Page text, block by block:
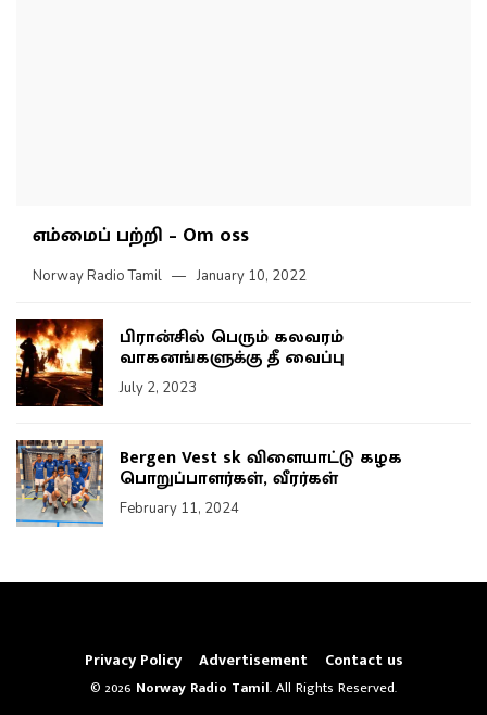
எம்மைப் பற்றி – Om oss
Norway Radio Tamil January 10, 2022
பிரான்சில் பெரும் கலவரம்
வாகனங்களுக்கு தீ வைப்பு
July 2, 2023
Bergen Vest sk விளையாட்டு கழக
பொறுப்பாளர்கள், வீரர்கள்
February 11, 2024
Privacy Policy Advertisement Contact us
© 2026 Norway Radio Tamil. All Rights Reserved.